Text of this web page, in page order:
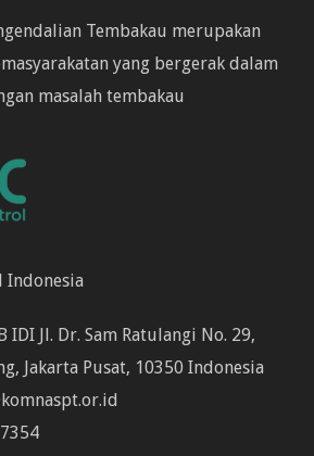
Tembakau merupakan
yang bergerak dalam
masalah tembakau
Indonesia
IDI Jl. Dr. Sam Ratulangi No. 29,
Jakarta Pusat, 10350 Indonesia